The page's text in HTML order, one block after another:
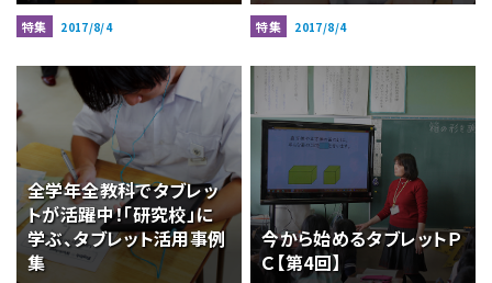
特集 2017/8/4 特集 2017/8/4
全学年全教科でタブレッ
トが活躍中！「研究校」に
学ぶ、タブレット活用事例
集
今から始めるタブレットＰ
Ｃ【第4回】